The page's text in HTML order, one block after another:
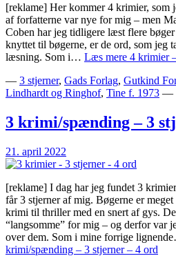
[reklame] Her kommer 4 krimier, som
af forfatterne var nye for mig – men
Coben har jeg tidligere læst flere
knyttet til bøgerne, er de ord, som jeg
læsning. Som i… Læs mere 4 krimier
— 3 stjerner, Gads Forlag, Gutkind
Lindhardt og Ringhof, Tine f. 1973 —
3 krimi/spænding – 3
21. april 2022
[reklame] I dag har jeg fundet 3
får 3 stjerner af mig. Bøgerne er
krimi til thriller med en snert af gys.
“langsomme” for mig – og derfor var
over dem. Som i mine forrige
krimi/spænding – 3 stjerner – 4 ord